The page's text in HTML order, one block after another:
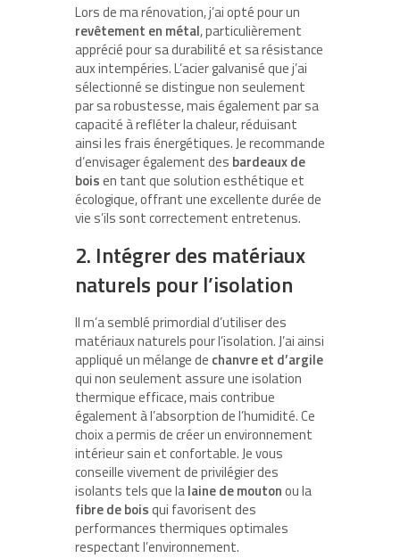
Lors de ma rénovation, j’ai opté pour un
revêtement en métal, particulièrement
apprécié pour sa durabilité et sa résistance
aux intempéries. L’acier galvanisé que j’ai
sélectionné se distingue non seulement
par sa robustesse, mais également par sa
capacité à refléter la chaleur, réduisant
ainsi les frais énergétiques. Je recommande
d’envisager également des bardeaux de
boisen tant que solution esthétique et
écologique, offrant une excellente durée de
vie s’ils sont correctement entretenus.
2. Intégrer des matériaux
naturels pour l’isolation
Il m’a semblé primordial d’utiliser des
matériaux naturels pour l’isolation. J’ai ainsi
appliqué un mélange de chanvre et d’argile
qui non seulement assure une isolation
thermique efficace, mais contribue
également à l’absorption de l’humidité. Ce
choix a permis de créer un environnement
intérieur sain et confortable. Je vous
conseille vivement de privilégier des
isolants tels que lalaine de moutonou la
fibre de boisqui favorisent des
performances thermiques optimales
respectant l’environnement.